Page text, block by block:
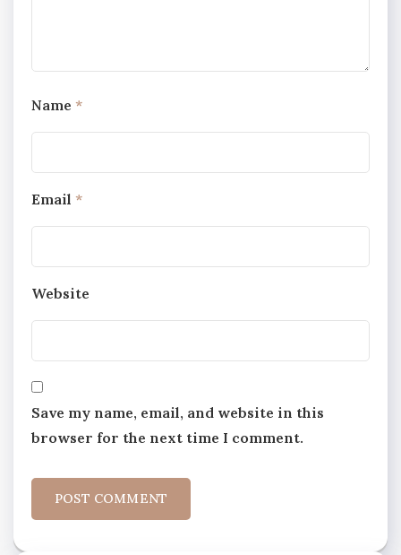
Name *
Email *
Website
Save my name, email, and website in this
browser for the next time I comment.